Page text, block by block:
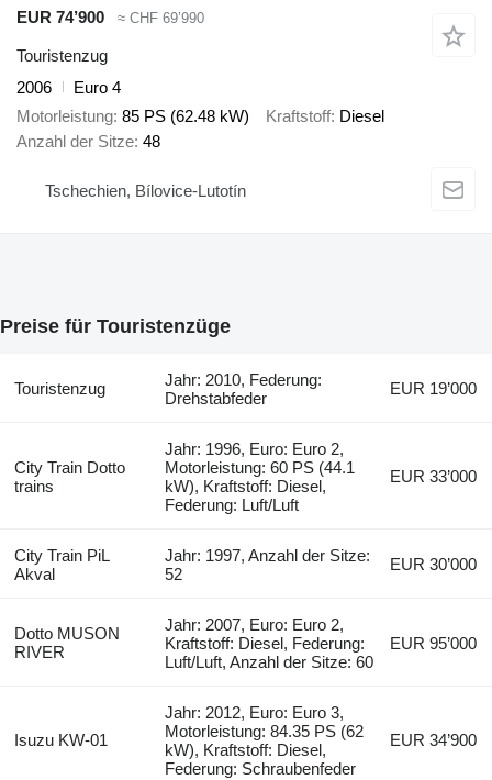
EUR 74’900
≈ CHF 69’990
Touristenzug
2006
Euro 4
Motorleistung 85 PS (62.48 kW) Kraftstoff Diesel
Anzahl der Sitze 48
Tschechien, Bílovice-Lutotín
Preise für Touristenzüge
Touristenzug
Jahr: 2010, Federung:
Drehstabfeder
EUR 19’000
City Train Dotto
trains
Jahr: 1996, Euro: Euro 2,
Motorleistung: 60 PS (44.1
kW), Kraftstoff: Diesel,
Federung: Luft/Luft
EUR 33’000
City Train PiL
Akval
Jahr: 1997, Anzahl der Sitze:
52
EUR 30’000
Dotto MUSON
RIVER
Jahr: 2007, Euro: Euro 2,
Kraftstoff: Diesel, Federung:
Luft/Luft, Anzahl der Sitze: 60
EUR 95’000
Isuzu KW-01
Jahr: 2012, Euro: Euro 3,
Motorleistung: 84.35 PS (62
kW), Kraftstoff: Diesel,
Federung: Schraubenfeder
EUR 34’900